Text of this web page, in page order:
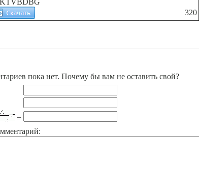
320
пока нет. Почему бы вам не оставить свой?
=